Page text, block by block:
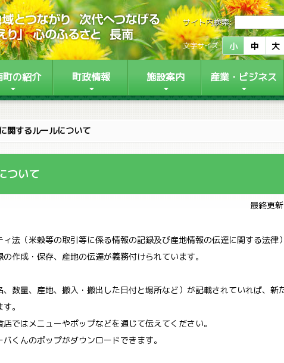
サイト内検索:
文字サイズ 小 中 大
町の紹介 町政情報 施設案内 産業・ビジネス
関するルールについて
ついて
最終更
法（米穀等の取引等に係る情報の記録及び産地情報の伝達に関する法律
作成・保存、産地の伝達が義務付けられています。
数量、産地、搬入・搬出した日付と場所など）が記載されていれば、新
。
ではメニューやポップなどを通じて伝えてください。
くんのポップがダウンロードできます。